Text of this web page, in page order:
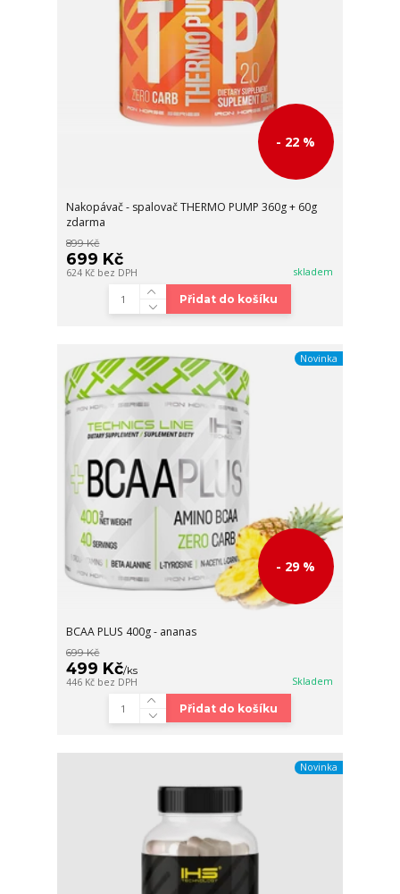
- 22 %
Nakopávač - spalovač THERMO PUMP 360g + 60g
zdarma
899 Kč
699 Kč
624 Kč bez DPH skladem
Přidat do košíku
Novinka
- 29 %
BCAA PLUS 400g - ananas
699 Kč
499 Kč/ks
446 Kč bez DPH Skladem
Přidat do košíku
Novinka